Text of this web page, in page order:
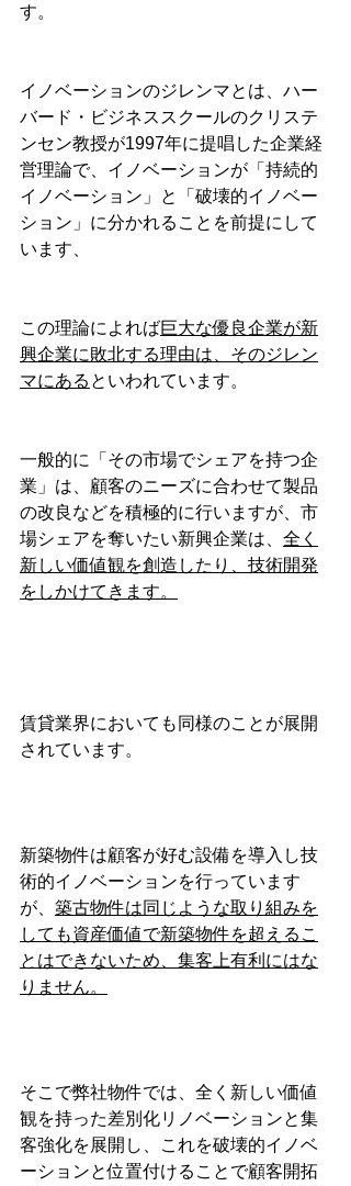
す。
イノベーションのジレンマとは、ハー
バード・ビジネススクールのクリステ
ンセン教授が1997年に提唱した企業経
営理論で、イノベーションが「持続的
イノベーション」と「破壊的イノベー
ション」に分かれることを前提にして
います、
この理論によれば巨大な優良企業が新
興企業に敗北する理由は、そのジレン
マにある といわれています。
一般的に「その市場でシェアを持つ企
業」は、顧客のニーズに合わせて製品
の改良などを積極的に行いますが、市
場シェアを奪いたい新興企業は、 全く
新しい価値観を創造したり、技術開発
をしかけてきます。
賃貸業界においても同様のことが展開
されています。
新築物件は顧客が好む設備を導入し技
術的イノベーションを行っています
が、 築古物件は同じような取り組みを
しても資産価値で新築物件を超えるこ
とはできないため、集客上有利にはな
りません。
そこで弊社物件では、全く新しい価値
観を持った差別化リノベーションと集
客強化を展開し、これを破壊的イノベ
ーションと位置付けることで顧客開拓